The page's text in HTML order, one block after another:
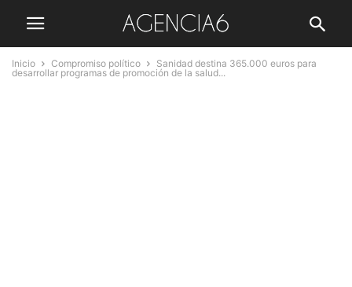
Inicio Compromiso político
Sanidad destina 365.000 euros para
desarrollar programas de promoción de la salud...